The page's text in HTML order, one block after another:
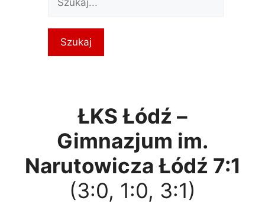
ŁKS Łódź –
Gimnazjum im.
Narutowicza Łódź 7:1
(3:0, 1:0, 3:1)